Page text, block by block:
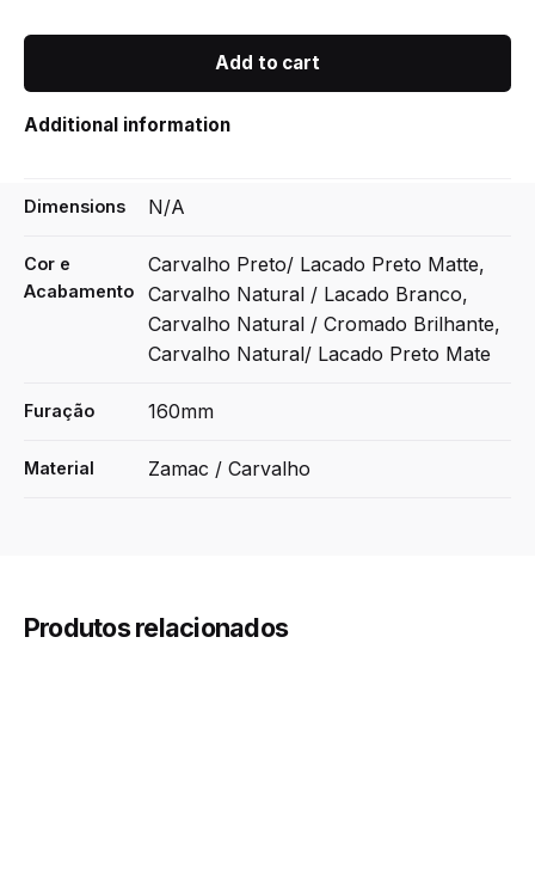
Add to cart
Additional information
Dimensions N/A
Cor e
Acabamento
Carvalho Preto/ Lacado Preto Matte,
Carvalho Natural / Lacado Branco,
Carvalho Natural / Cromado Brilhante,
Carvalho Natural/ Lacado Preto Mate
Furação 160mm
Material Zamac / Carvalho
Produtos relacionados